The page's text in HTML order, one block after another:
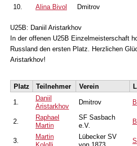
10.
Alina Bivol Dmitrov
U25B: Daniil Aristarkhov
In der offenen U25B Einzelmeisterschaft
Russland den ersten Platz. Herzlichen
Aristarkhov!
Platz Teilnehmer Verein
1.
Daniil
Aristarkhov
Dmitrov
2.
Raphael
Martin
SF Sasbach
e.V.
3.
Martin
Lübecker SV